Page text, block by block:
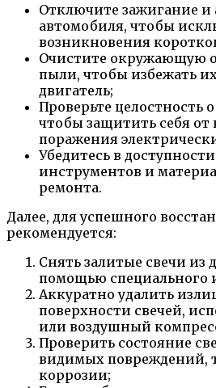
Отключите зажигание и
автомобиля, чтобы
возникновения
Очистите окружающую
пыли, чтобы избежать
двигатель;
Проверьте целостность
чтобы защитить себя от
поражения
Убедитесь в
инструментов и
ремонта.
Далее, для успешного
рекомендуется:
Снять залитые свечи из
помощью специального
Аккуратно удалить
поверхности свечей,
или воздушный
Проверить состояние
видимых повреждений,
коррозии;